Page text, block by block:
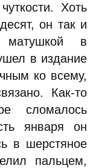
Хоть
он так и
в
в издание
ко всему,
Как-то
сломалось
января он
в шерстяное
пальцем,